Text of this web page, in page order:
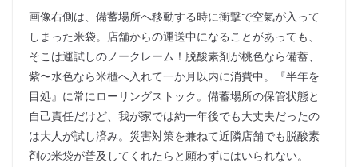
画像右側は、備蓄場所へ移動する時に衝撃で空氣が入って
しまった米袋。店舗からの運送中になることがあっても、
そこは運試しのノークレーム！脱酸素剤が桃色なら備蓄、
紫〜水色なら米櫃へ入れて一か月以内に消費中。『半年を
目処』に常にローリングストック。備蓄場所の保管状態と
自己責任だけど、我が家では約一年後でも大丈夫だったの
は大人が試し済み。災害対策を兼ねて近隣店舗でも脱酸素
剤の米袋が普及してくれたらと願わずにはいられない。